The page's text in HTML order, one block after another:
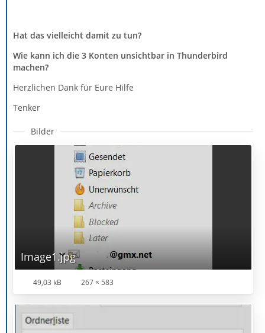
Hat das vielleicht damit zu tun?
Wie kann ich die 3 Konten unsichtbar in Thunderbird
machen?
Herzlichen Dank für Eure Hilfe
Tenker
Bilder
Image1.jpg
49,03 kB 267 × 583